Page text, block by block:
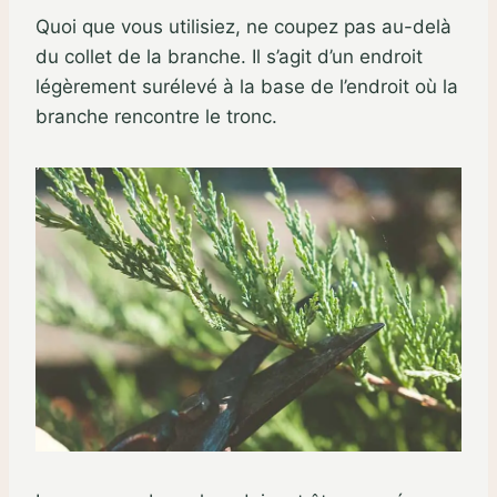
Quoi que vous utilisiez, ne coupez pas au-delà
du collet de la branche. Il s’agit d’un endroit
légèrement surélevé à la base de l’endroit où la
branche rencontre le tronc.